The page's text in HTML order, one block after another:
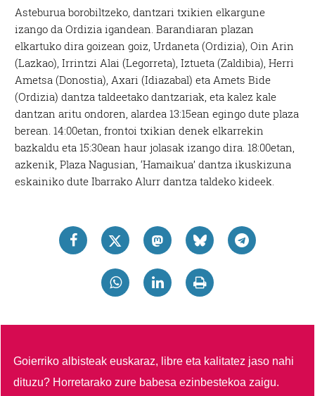
Asteburua borobiltzeko, dantzari txikien elkargune
izango da Ordizia igandean. Barandiaran plazan
elkartuko dira goizean goiz, Urdaneta (Ordizia), Oin Arin
(Lazkao), Irrintzi Alai (Legorreta), Iztueta (Zaldibia), Herri
Ametsa (Donostia), Axari (Idiazabal) eta Amets Bide
(Ordizia) dantza taldeetako dantzariak, eta kalez kale
dantzan aritu ondoren, alardea 13:15ean egingo dute plaza
berean. 14:00etan, frontoi txikian denek elkarrekin
bazkaldu eta 15:30ean haur jolasak izango dira. 18:00etan,
azkenik, Plaza Nagusian, ‘Hamaikua’ dantza ikuskizuna
eskainiko dute Ibarrako Alurr dantza taldeko kideek.
Goierriko albisteak euskaraz, libre eta kalitatez jaso nahi
dituzu? Horretarako zure babesa ezinbestekoa zaigu.